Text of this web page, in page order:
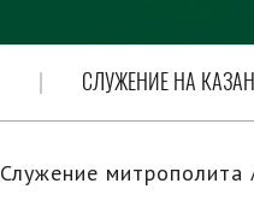
СЛУЖЕНИЕ НА
Служение митрополита